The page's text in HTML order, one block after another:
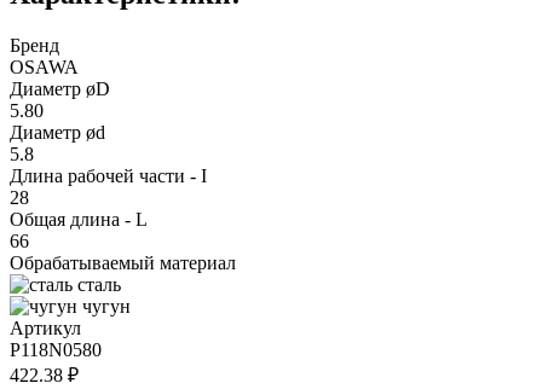
Бренд
OSAWA
Диаметр øD
5.80
Диаметр ød
5.8
Длина рабочей части - I
28
Общая длина - L
66
Обрабатываемый материал
сталь
чугун
Артикул
P118N0580
422.38 ₽